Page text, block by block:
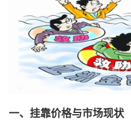
一、挂靠价格与市场现状